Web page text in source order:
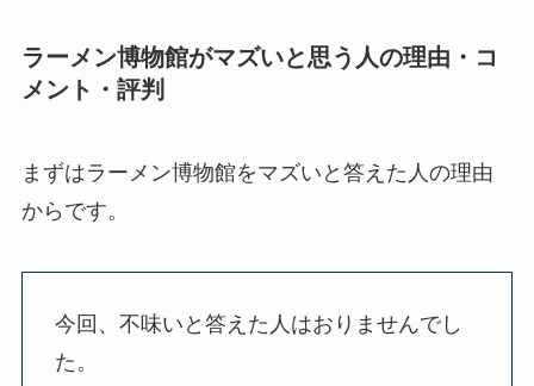
ラーメン博物館がマズいと思う人の理由・コ
メント・評判
まずはラーメン博物館をマズいと答えた人の理由
からです。
今回、不味いと答えた人はおりませんでし
た。